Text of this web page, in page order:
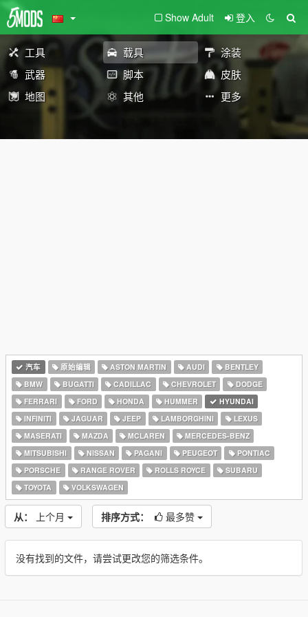
Show Adult 登入
工具 载具
涂装
武器
脚本
皮肤
地图
其他 更多
汽车 原始编辑 ASTON MARTIN AUDI
BENTLEY
BMW
BUGATTI CADILLAC CHEVROLET
DODGE
FERRARI
FORD HONDA HUMMER
HYUNDAI
INFINITI
JAGUAR JEEP LAMBORGHINI
LEXUS
MASERATI
MAZDA MCLAREN
MERCEDES-BENZ
MITSUBISHI
NISSAN PAGANI PEUGEOT
PONTIAC
PORSCHE
RANGE ROVER ROLLS ROYCE
SUBARU
TOYOTA
VOLKSWAGEN
从： 上个月 排序方式： 最多赞
没有找到的文件，请尝试更改您的筛选条件。